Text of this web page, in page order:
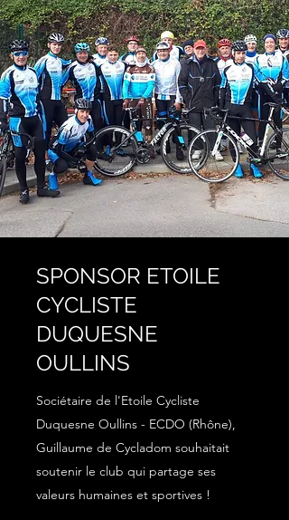
SPONSOR ETOILE
CYCLISTE
DUQUESNE
OULLINS
Sociétaire de l'Etoile Cycliste
Duquesne Oullins - ECDO (Rhône),
Guillaume de Cycladom souhaitait
soutenir le club qui partage ses
valeurs humaines et sportives !